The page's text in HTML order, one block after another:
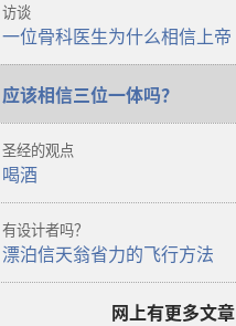
久？
访谈
一位骨科医生为什么相信上帝
应该相信三位一体吗？
圣经的观点
喝酒
有设计者吗？
漂泊信天翁省力的飞行方法
网上有更多文章